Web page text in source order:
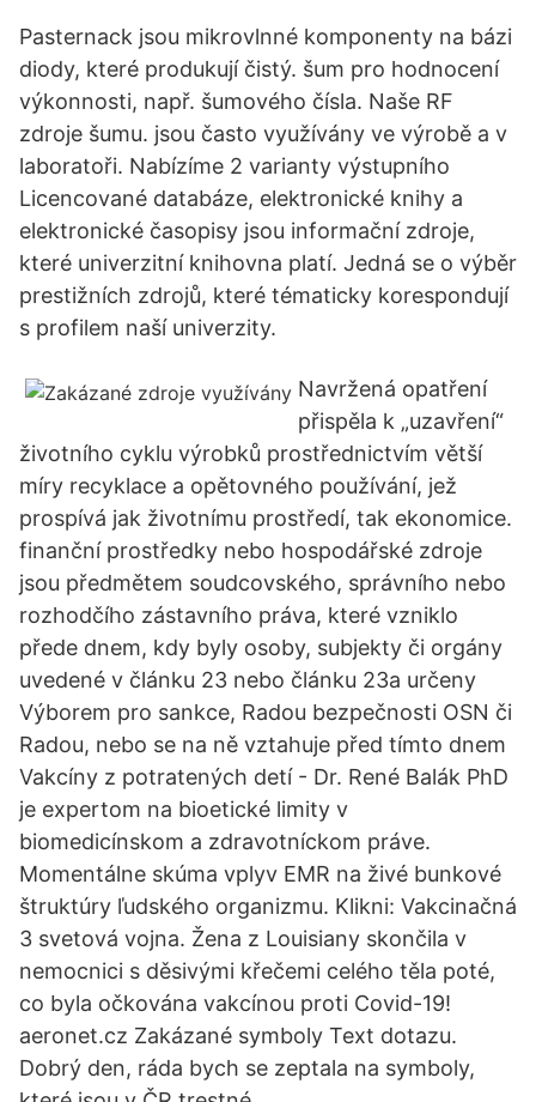
Pasternack jsou mikrovlnné komponenty na bázi
diody, které produkují čistý. šum pro hodnocení
výkonnosti, např. šumového čísla. Naše RF
zdroje šumu. jsou často využívány ve výrobě a v
laboratoři. Nabízíme 2 varianty výstupního
Licencované databáze, elektronické knihy a
elektronické časopisy jsou informační zdroje,
které univerzitní knihovna platí. Jedná se o výběr
prestižních zdrojů, které tématicky korespondují
s profilem naší univerzity.
Navržená opatření
přispěla k „uzavření“
životního cyklu výrobků prostřednictvím větší
míry recyklace a opětovného používání, jež
prospívá jak životnímu prostředí, tak ekonomice.
finanční prostředky nebo hospodářské zdroje
jsou předmětem soudcovského, správního nebo
rozhodčího zástavního práva, které vzniklo
přede dnem, kdy byly osoby, subjekty či orgány
uvedené v článku 23 nebo článku 23a určeny
Výborem pro sankce, Radou bezpečnosti OSN či
Radou, nebo se na ně vztahuje před tímto dnem
Vakcíny z potratených detí - Dr. René Balák PhD
je expertom na bioetické limity v
biomedicínskom a zdravotníckom práve.
Momentálne skúma vplyv EMR na živé bunkové
štruktúry ľudského organizmu. Klikni: Vakcinačná
3 svetová vojna. Žena z Louisiany skončila v
nemocnici s děsivými křečemi celého těla poté,
co byla očkována vakcínou proti Covid-19!
aeronet.cz Zakázané symboly Text dotazu.
Dobrý den, ráda bych se zeptala na symboly,